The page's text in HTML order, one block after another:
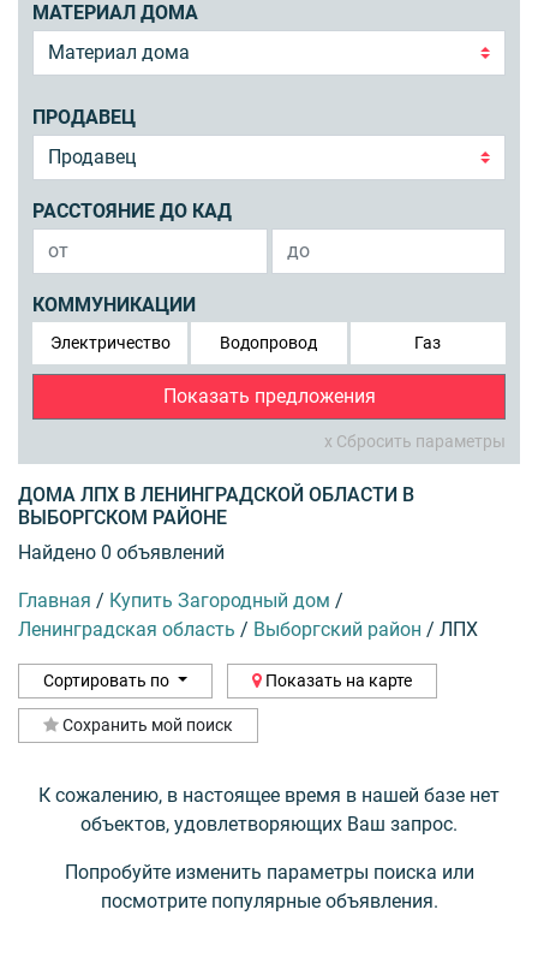
МАТЕРИАЛ ДОМА
ПРОДАВЕЦ
РАССТОЯНИЕ ДО КАД
КОММУНИКАЦИИ
Электричество Водопровод Газ
Показать предложения
x Сбросить параметры
ДОМА ЛПХ В ЛЕНИНГРАДСКОЙ ОБЛАСТИ В
ВЫБОРГСКОМ РАЙОНЕ
Найдено 0 объявлений
Главная / Купить Загородный дом /
Ленинградская область / Выборгский район / ЛПХ
Сортировать по Показать на карте
Сохранить мой поиск
К сожалению, в настоящее время в нашей базе нет
объектов, удовлетворяющих Ваш запрос.
Попробуйте изменить параметры поиска или
посмотрите популярные объявления.